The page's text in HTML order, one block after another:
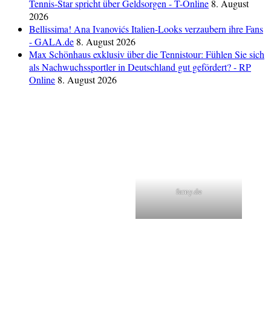
Tennis-Star spricht über Geldsorgen - T-Online 8. August
2026
Bellissima! Ana Ivanovićs Italien-Looks verzaubern ihre Fans
- GALA.de 8. August 2026
Max Schönhaus exklusiv über die Tennistour: Fühlen Sie sich
als Nachwuchssportler in Deutschland gut gefördert? - RP
Online 8. August 2026
farny.de